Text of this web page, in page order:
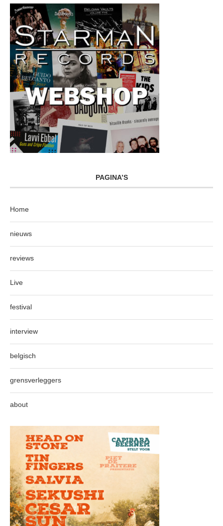
PAGINA’S
Home
nieuws
reviews
Live
festival
interview
belgisch
grensverleggers
about